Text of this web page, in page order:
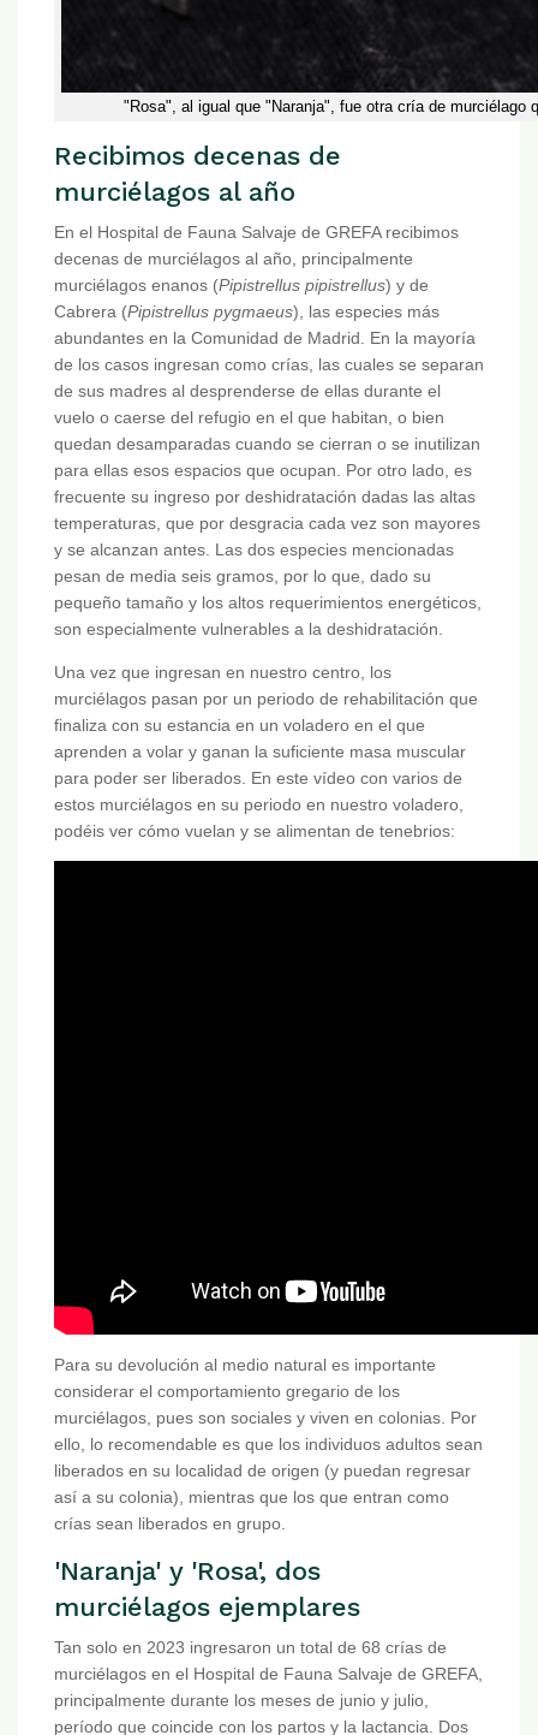
"Rosa", al igual que "Naranja", fue otra cría de murciélago
Recibimos decenas de
murciélagos al año
En el Hospital de Fauna Salvaje de GREFA recibimos
decenas de murciélagos al año, principalmente
murciélagos enanos (Pipistrellus pipistrellus) y de
Cabrera (Pipistrellus pygmaeus), las especies más
abundantes en la Comunidad de Madrid. En la mayoría
de los casos ingresan como crías, las cuales se separan
de sus madres al desprenderse de ellas durante el
vuelo o caerse del refugio en el que habitan, o bien
quedan desamparadas cuando se cierran o se inutilizan
para ellas esos espacios que ocupan. Por otro lado, es
frecuente su ingreso por deshidratación dadas las altas
temperaturas, que por desgracia cada vez son mayores
y se alcanzan antes. Las dos especies mencionadas
pesan de media seis gramos, por lo que, dado su
pequeño tamaño y los altos requerimientos energéticos,
son especialmente vulnerables a la deshidratación.
Una vez que ingresan en nuestro centro, los
murciélagos pasan por un periodo de rehabilitación que
finaliza con su estancia en un voladero en el que
aprenden a volar y ganan la suficiente masa muscular
para poder ser liberados. En este vídeo con varios de
estos murciélagos en su periodo en nuestro voladero,
podéis ver cómo vuelan y se alimentan de tenebrios:
Para su devolución al medio natural es importante
considerar el comportamiento gregario de los
murciélagos, pues son sociales y viven en colonias. Por
ello, lo recomendable es que los individuos adultos sean
liberados en su localidad de origen (y puedan regresar
así a su colonia), mientras que los que entran como
crías sean liberados en grupo.
'Naranja' y 'Rosa', dos
murciélagos ejemplares
Tan solo en 2023 ingresaron un total de 68 crías de
murciélagos en el Hospital de Fauna Salvaje de GREFA,
principalmente durante los meses de junio y julio,
período que coincide con los partos y la lactancia. Dos